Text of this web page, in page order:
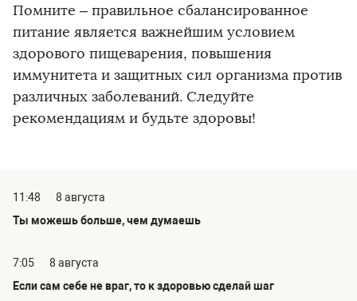
Помните – правильное сбалансированное
питание является важнейшим условием
здорового пищеварения, повышения
иммунитета и защитных сил организма против
различных заболеваний. Следуйте
рекомендациям и будьте здоровы!
11:48
8 августа
Ты можешь больше, чем думаешь
7:05
8 августа
Если сам себе не враг, то к здоровью сделай шаг